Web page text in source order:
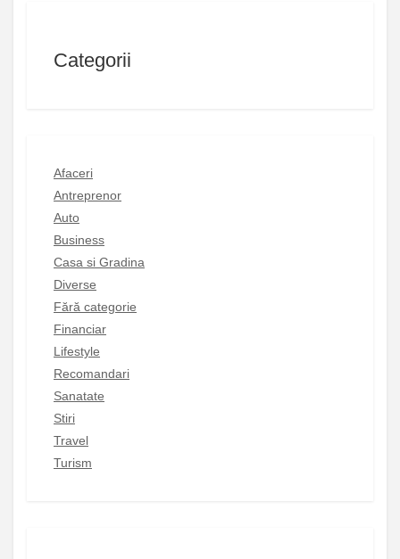
Categorii
Afaceri
Antreprenor
Auto
Business
Casa si Gradina
Diverse
Fără categorie
Financiar
Lifestyle
Recomandari
Sanatate
Stiri
Travel
Turism